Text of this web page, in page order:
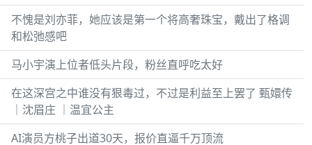
不愧是刘亦菲，她应该是第一个将高奢珠宝，戴出了格调
和松弛感吧
马小宇演上位者低头片段，粉丝直呼吃太好
在这深宫之中谁没有狠毒过，不过是利益至上罢了 甄嬛传
｜沈眉庄 ｜温宜公主
AI演员方桃子出道30天，报价直逼千万顶流